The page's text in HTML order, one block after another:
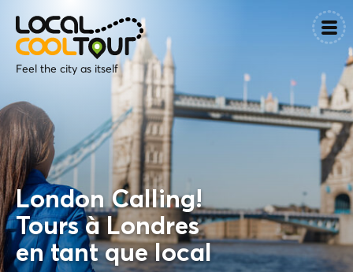
Feel the city as itself
London Calling!
Tours à Londres
en tant que local